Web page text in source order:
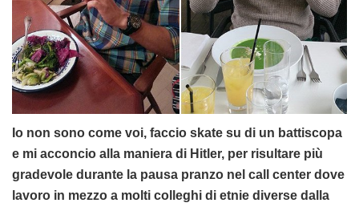
Io non sono come voi, faccio skate su di un battiscopa
e mi acconcio alla maniera di Hitler, per risultare più
gradevole durante la pausa pranzo nel call center dove
lavoro in mezzo a molti colleghi di etnie diverse dalla